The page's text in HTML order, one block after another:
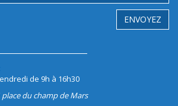
de 9h à 16h30
du champ de Mars